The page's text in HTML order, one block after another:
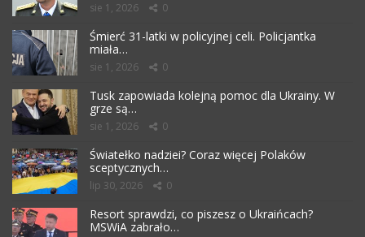
sie 1, 2026 0
Śmierć 31-latki w policyjnej celi. Policjantka
miała…
sie 1, 2026 0
Tusk zapowiada kolejną pomoc dla Ukrainy. W
grze są…
sie 1, 2026 0
Światełko nadziei? Coraz więcej Polaków
sceptycznych…
lip 30, 2026 0
Resort sprawdzi, co piszesz o Ukraińcach?
MSWiA zabrało…